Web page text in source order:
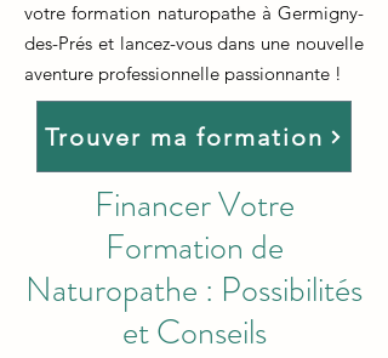
votre formation naturopathe à Germigny-
des-Prés et lancez-vous dans une nouvelle
aventure professionnelle passionnante !
Trouver ma formation
Financer Votre
Formation de
Naturopathe : Possibilités
et Conseils